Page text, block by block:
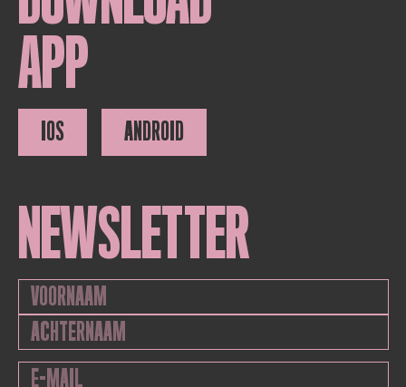
APP
IOS ANDROID
NEWSLETTER